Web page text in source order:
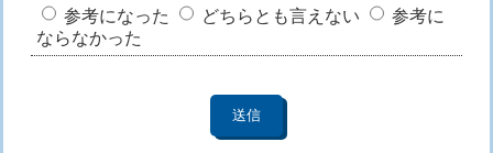
参考になった
どちらとも言えない
参考に
ならなかった